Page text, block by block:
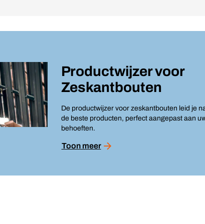
Productwijzer voor
Zeskantbouten
De productwijzer voor zeskantbouten leid je
de beste producten, perfect aangepast aan
behoeften.
Toon meer